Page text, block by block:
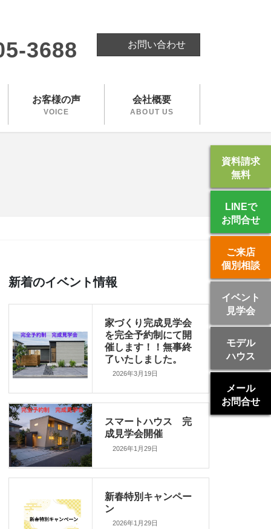
3688 お問い合わせ
お客様の声
VOICE
会社概要
ABOUT US
新着のイベント情報
家づくり完成見学会
を完全予約制にて開
催します！！無事終
了いたしました。
2026年3月19日
スマートハウス 完
成見学会開催
2026年1月29日
新春特別キャンペー
ン
2026年1月29日
資料請求
無料
LINEで
お問合せ
ご来店
個別相談
イベント
見学会
モデル
ハウス
メール
お問合せ